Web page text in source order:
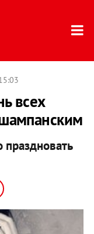
всех
праздновать